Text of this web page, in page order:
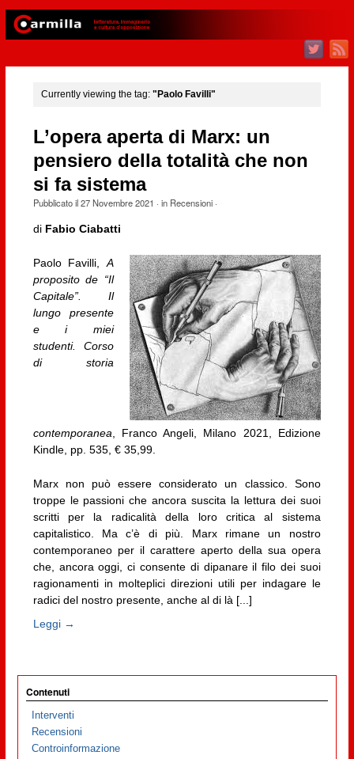
Currently viewing the tag: "Paolo Favilli"
L’opera aperta di Marx: un
pensiero della totalità che non
si fa sistema
Pubblicato il27 Novembre 2021 · in Recensioni·
di Fabio Ciabatti
Paolo Favilli,A
proposito de “Il
Capitale”. Il
lungo presente
e i miei
studenti. Corso
di storia
contemporanea , Franco Angeli, Milano 2021, Edizione
Kindle, pp. 535, € 35,99.
Marx non può essere considerato un classico. Sono
troppe le passioni che ancora suscita la lettura dei suoi
scritti per la radicalità della loro critica al sistema
capitalistico. Ma c’è di più. Marx rimane un nostro
contemporaneo per il carattere aperto della sua opera
che, ancora oggi, ci consente di dipanare il filo dei suoi
ragionamenti in molteplici direzioni utili per indagare le
radici del nostro presente, anche al di là [...]
Leggi →
Contenuti
Interventi
Recensioni
Controinformazione